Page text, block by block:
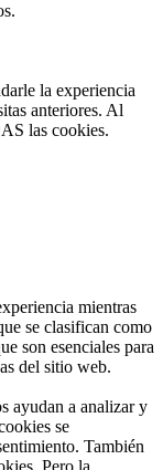
la experiencia
anteriores. Al
las cookies.
mientras
se clasifican como
son esenciales para
del sitio web.
ayudan a analizar y
se
También
Pero la